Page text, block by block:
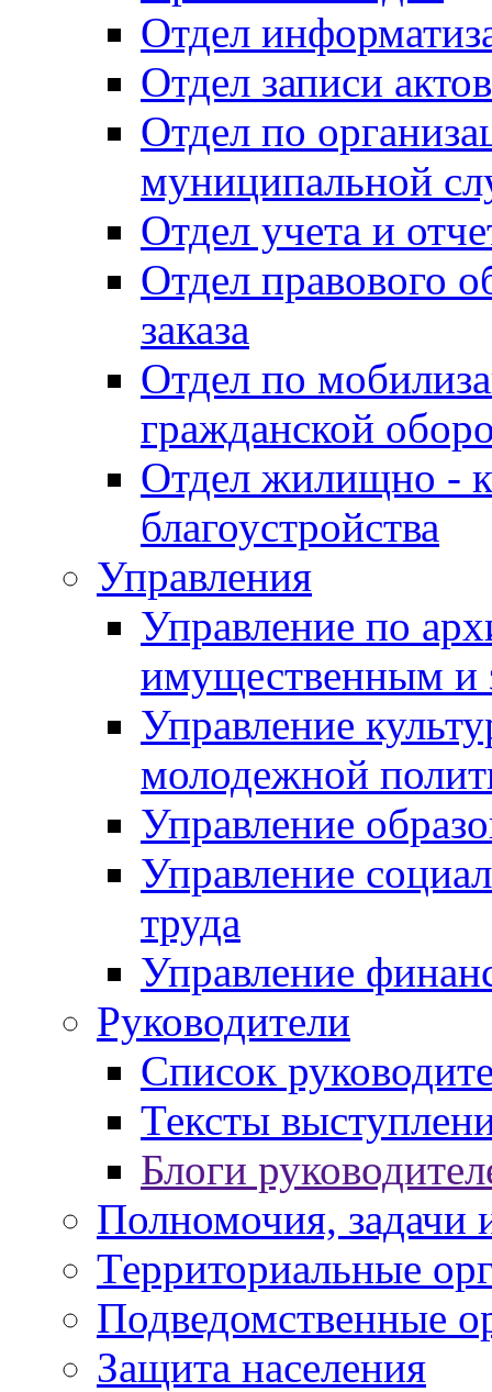
Отдел
Отдел записи
Отдел по
муниципальной
Отдел учета и
Отдел правового
заказа
Отдел по
гражданской
Отдел жилищно -
благоустройства
Управления
Управление по
имущественным и
Управление
молодежной
Управление
Управление
труда
Управление
Руководители
Список
Тексты
Блоги
Полномочия, задачи
Территориальные
Подведомственные
Защита населения